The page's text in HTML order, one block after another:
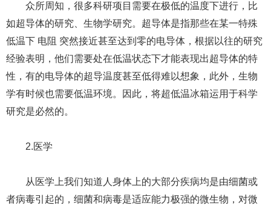
众所周知，很多科研项目需要在极低的温度下进行，比
如超导体的研究、生物学研究。超导体是指那些在某一特殊
低温下 电阻 突然接近甚至达到零的电导体，根据以往的研究
经验表明，他们需要处在低温状态下才能表现出超导体的特
性，有的电导体的超导温度甚至低得难以想象，此外，生物
学有时候也需要低温环境。因此，将超低温冰箱运用于科学
研究是必然的。
2.医学
从医学上我们知道人身体上的大部分疾病均是由细菌或
者病毒引起的，细菌和病毒是适应能力极强的微生物，对微